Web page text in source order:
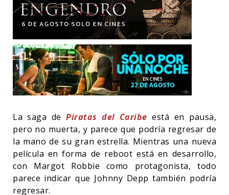
La saga dePiratas del Caribe está en pausa,
pero no muerta, y parece que podría regresar de
la mano de su gran estrella. Mientras una nueva
película en forma de reboot está en desarrollo,
con Margot Robbie como protagonista, todo
parece indicar que Johnny Depp también podría
regresar.